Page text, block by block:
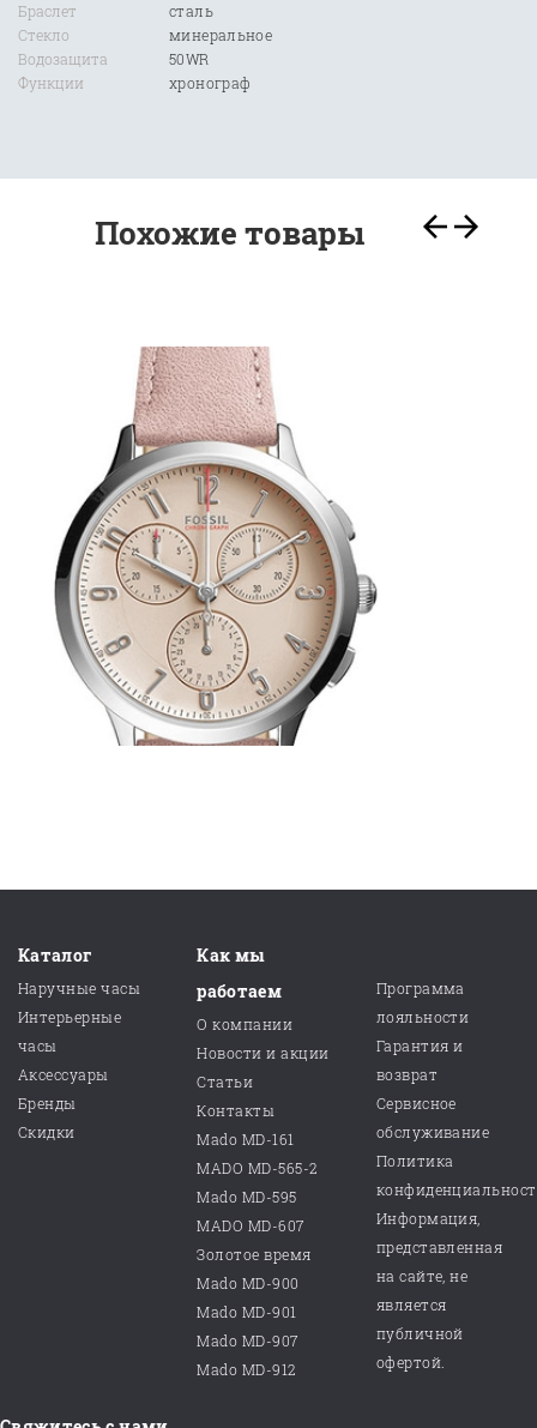
Браслет
Стекло
Водозащита
Функции
сталь
минеральное
50WR
хронограф
Похожие товары
Каталог
Наручные часы
Интерьерные
часы
Аксессуары
Бренды
Скидки
Как мы
работаем
О компании
Новости и акции
Статьи
Контакты
Mado MD-161
MADO MD-565-2
Mado MD-595
MADO MD-607
Золотое время
Mado MD-900
Mado MD-901
Mado MD-907
Mado MD-912
Программа
лояльности
Гарантия и
возврат
Сервисное
обслуживание
Политика
Информация,
представленная
на сайте, не
является
публичной
офертой.